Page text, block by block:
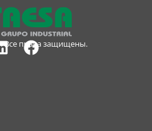
Все права защищены.